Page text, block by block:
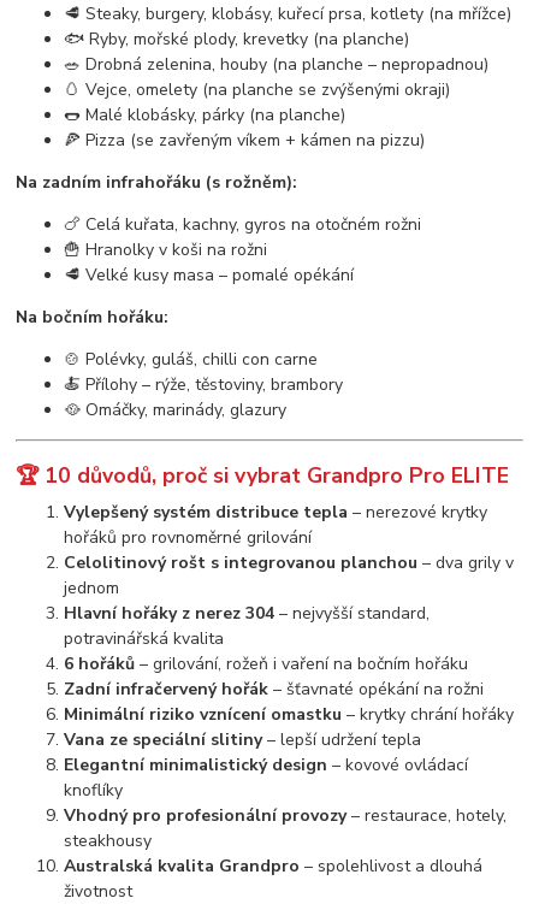
🥩 Steaky, burgery, klobásy, kuřecí prsa, kotlety (na mřížce)
🐟 Ryby, mořské plody, krevetky (na planche)
🥗 Drobná zelenina, houby (na planche – nepropadnou)
🥚 Vejce, omelety (na planche se zvýšenými okraji)
🌭 Malé klobásky, párky (na planche)
🍕 Pizza (se zavřeným víkem + kámen na pizzu)
Na zadním infrahořáku (s rožněm):
🍗 Celá kuřata, kachny, gyros na otočném rožni
🍟 Hranolky v koši na rožni
🥩 Velké kusy masa – pomalé opékání
Na bočním hořáku:
🍲 Polévky, guláš, chilli con carne
🍝 Přílohy – rýže, těstoviny, brambory
🥘 Omáčky, marinády, glazury
🏆 10 důvodů, proč si vybrat Grandpro Pro ELITE
Vylepšený systém distribuce tepla – nerezové krytky
hořáků pro rovnoměrné grilování
Celolitinový rošt s integrovanou planchou – dva grily v
jednom
Hlavní hořáky z nerez 304 – nejvyšší standard,
potravinářská kvalita
6 hořáků – grilování, rožeň i vaření na bočním hořáku
Zadní infračervený hořák – šťavnaté opékání na rožni
Minimální riziko vznícení omastku – krytky chrání hořáky
Vana ze speciální slitiny– lepší udržení tepla
Elegantní minimalistický design – kovové ovládací
knoflíky
Vhodný pro profesionální provozy– restaurace, hotely,
steakhousy
Australská kvalita Grandpro – spolehlivost a dlouhá
životnost